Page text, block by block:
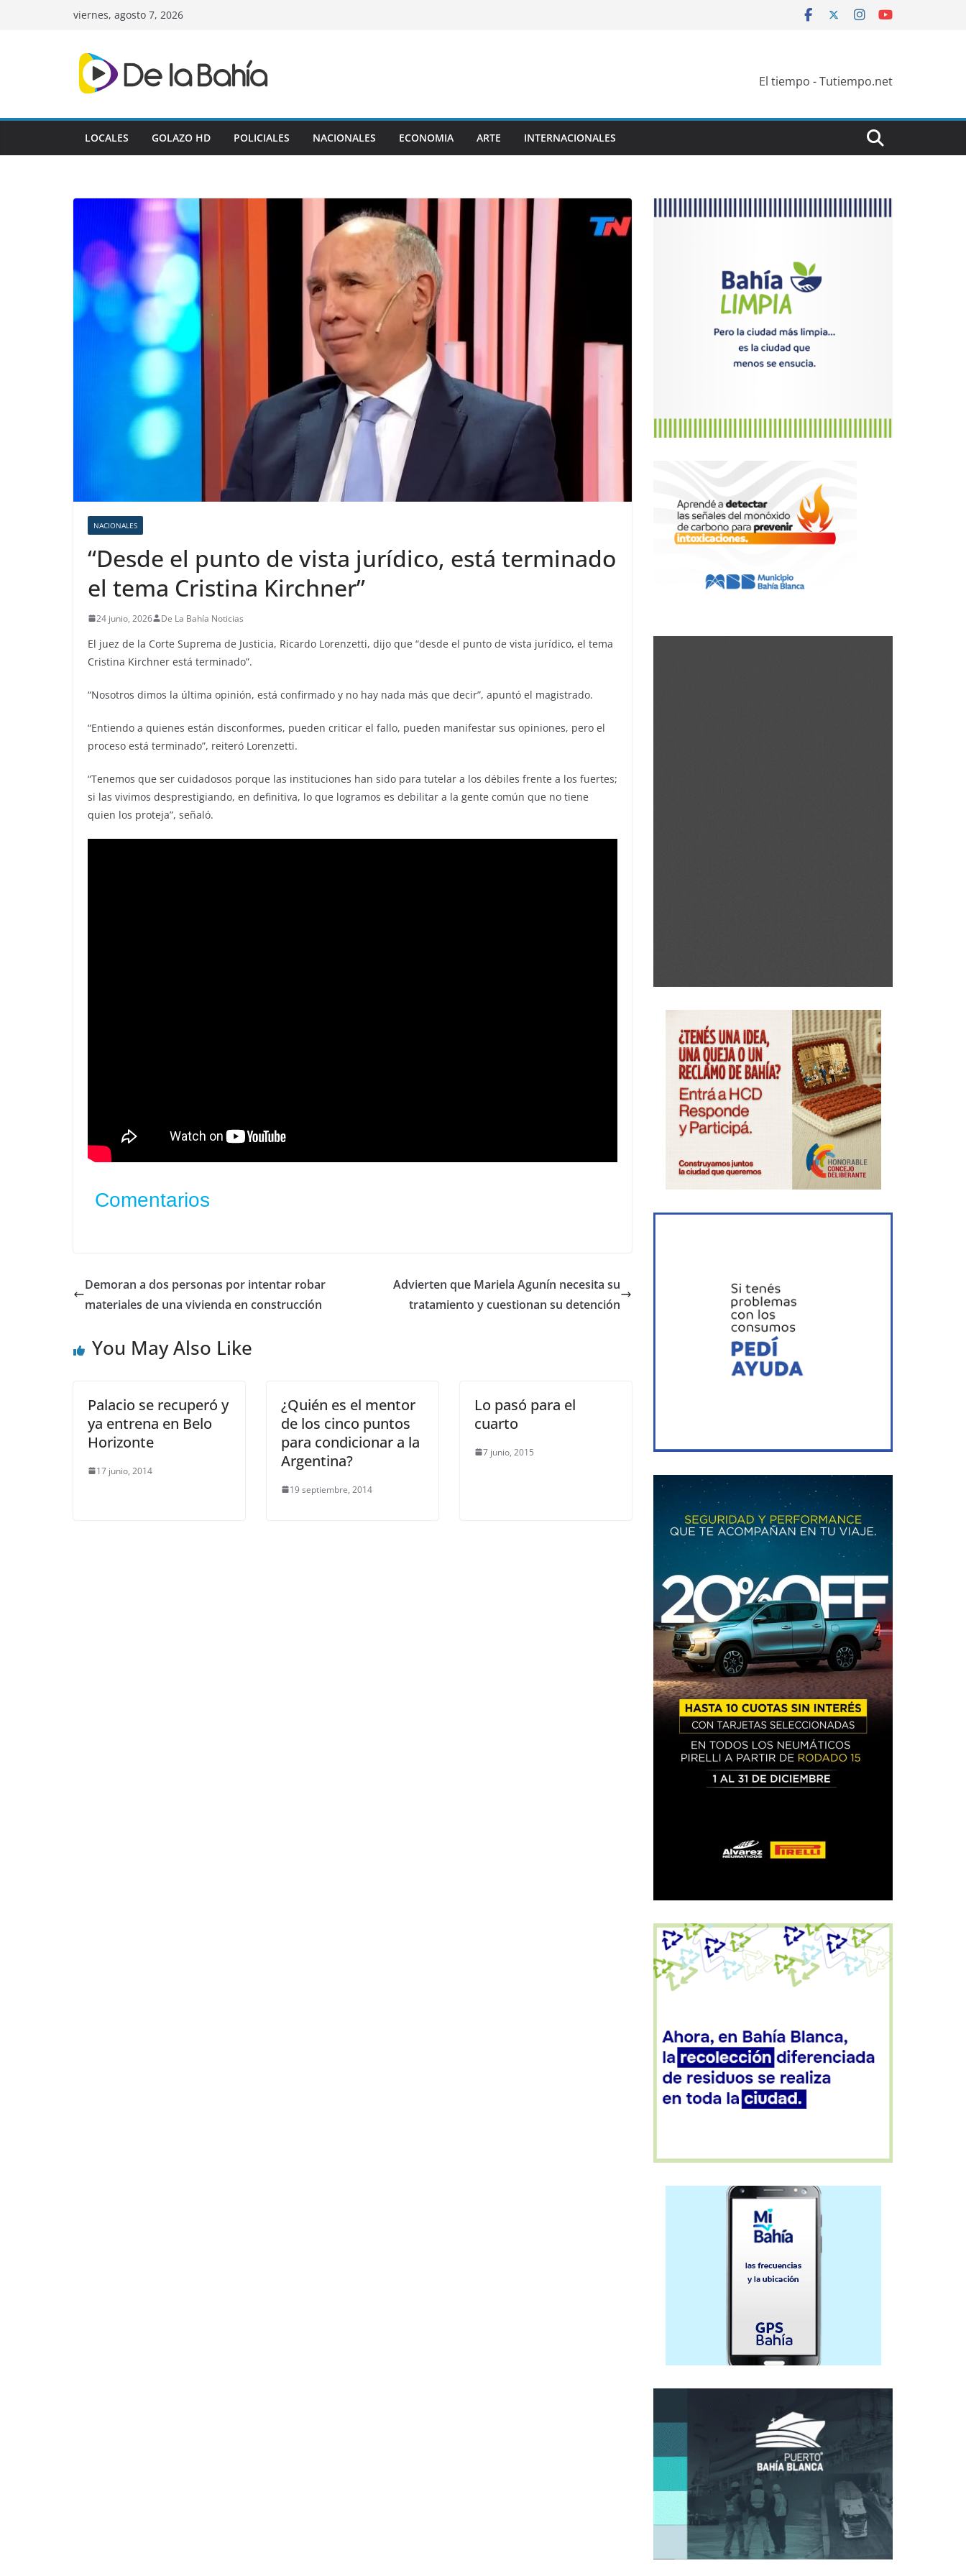
viernes, agosto 7, 2026
El tiempo - Tutiempo.net
LOCALES GOLAZO HD POLICIALES NACIONALES ECONOMIA ARTE INTERNACIONALES
NACIONALES
“Desde el punto de vista jurídico, está terminado
el tema Cristina Kirchner”
24 junio, 2026 De La Bahía Noticias
El juez de la Corte Suprema de Justicia, Ricardo Lorenzetti, dijo que “desde el punto de vista jurídico, el tema
Cristina Kirchner está terminado”.
“Nosotros dimos la última opinión, está confirmado y no hay nada más que decir”, apuntó el magistrado.
“Entiendo a quienes están disconformes, pueden criticar el fallo, pueden manifestar sus opiniones, pero el
proceso está terminado”, reiteró Lorenzetti.
“Tenemos que ser cuidadosos porque las instituciones han sido para tutelar a los débiles frente a los fuertes;
si las vivimos desprestigiando, en definitiva, lo que logramos es debilitar a la gente común que no tiene
quien los proteja”, señaló.
Comentarios
Demoran a dos personas por intentar robar
materiales de una vivienda en construcción
Advierten que Mariela Agunín necesita su
tratamiento y cuestionan su detención
You May Also Like
Palacio se recuperó y
ya entrena en Belo
Horizonte
17 junio, 2014
¿Quién es el mentor
de los cinco puntos
para condicionar a la
Argentina?
19 septiembre, 2014
Lo pasó para el
cuarto
7 junio, 2015